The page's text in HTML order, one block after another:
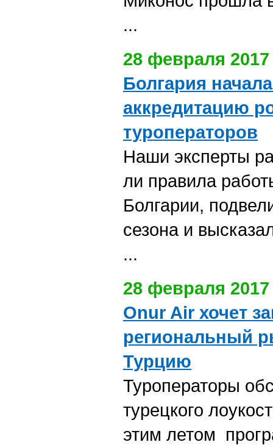
...
28 февраля 2017
Болгария
аккредитацию
туроператоров
Наши эксперты
ли правила
Болгарии,
сезона и
...
28 февраля 2017
Onur Air хочет
региональный
Турцию
Туроператоры
турецкого
этим летом